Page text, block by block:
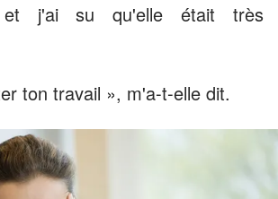
et j'ai su qu'elle était très
ton travail », m'a-t-elle dit.